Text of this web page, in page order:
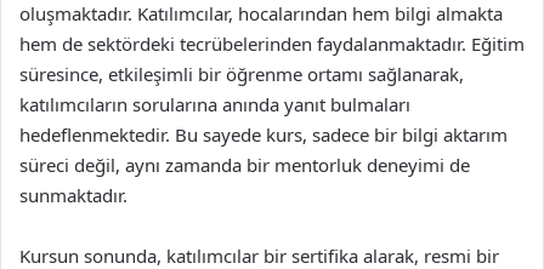
oluşmaktadır. Katılımcılar, hocalarından hem bilgi almakta
hem de sektördeki tecrübelerinden faydalanmaktadır. Eğitim
süresince, etkileşimli bir öğrenme ortamı sağlanarak,
katılımcıların sorularına anında yanıt bulmaları
hedeflenmektedir. Bu sayede kurs, sadece bir bilgi aktarım
süreci değil, aynı zamanda bir mentorluk deneyimi de
sunmaktadır.
Kursun sonunda, katılımcılar bir sertifika alarak, resmi bir